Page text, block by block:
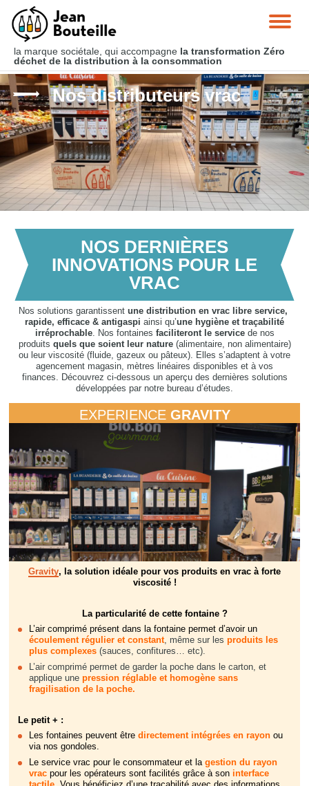
la marque sociétale, qui accompagne la transformation Zéro
déchetde la distribution à la consommation
Nos distributeurs vrac
NOS DERNIÈRES
INNOVATIONS POUR LE
VRAC
Nos solutions garantissent une distribution en vrac libre service,
rapide, efficace & antigaspi ainsi qu’une hygiène et traçabilité
irréprochable. Nos fontaines faciliteront le servicede nos
produits quels que soient leur nature(alimentaire, non alimentaire)
ou leur viscosité (fluide, gazeux ou pâteux). Elles s’adaptent à votre
agencement magasin, mètres linéaires disponibles et à vos
finances. Découvrez ci-dessous un aperçu des dernières solutions
développées par notre bureau d’études.
EXPERIENCEGRAVITY
Gravity, la solution idéale pour vos produits en vrac à forte
viscosité !
La particularité de cette fontaine ?
L’air comprimé présent dans la fontaine permet d’avoir un
écoulementrégulier et constant, même sur lesproduits les
plus complexes (sauces, confitures… etc).
L’air comprimé permet de garder la poche dans le carton, et
applique unepression réglable et homogène sans
fragilisation de la poche.
Le petit + :
Les fontaines peuvent êtredirectement intégrées en rayon ou
via nos gondoles.
Le service vrac pour le consommateur et la gestion du rayon
vrac pour les opérateurs sont facilités grâce à son interface
tactile . Vous bénéficiez d’une traçabilité avec des informations